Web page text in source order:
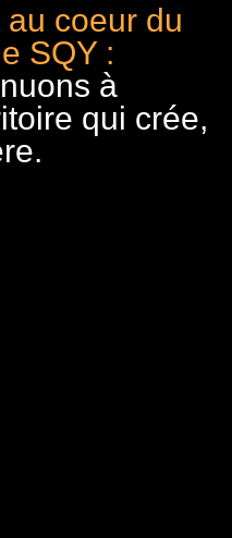
coeur du
SQY :
à
qui crée,